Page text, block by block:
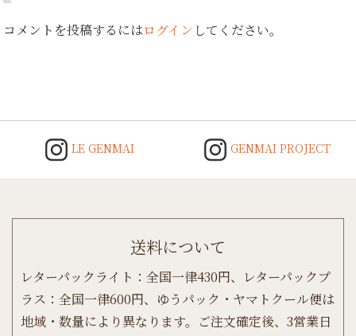
コメントを投稿するにはログイン してください。
LE GENMAI GENMAI PROJECT
送料について
レターパックライト：全国一律430円、レターパックプ
ラス：全国一律600円、ゆうパック・ヤマトクール便は
地域・数量により異なります。ご注文確定後、3営業日